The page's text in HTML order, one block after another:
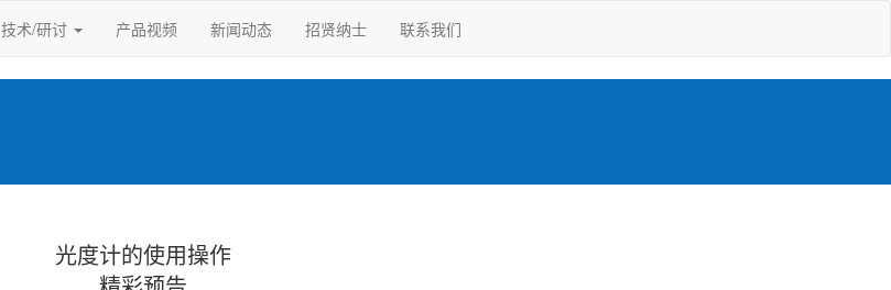
技术/研讨 产品视频 新闻动态 招贤纳士 联系我们
光度计的使用操作